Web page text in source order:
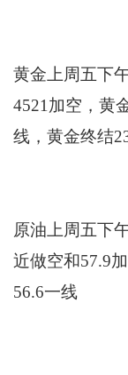
黄金上周五下
4521加空，黄
线，黄金终结
原油上周五下
近做空和57.9
56.6一线